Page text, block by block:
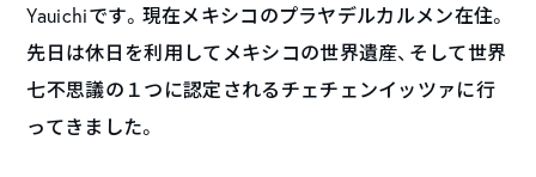
Yauichiです。現在メキシコのプラヤデルカルメン在住。
先日は休日を利用してメキシコの世界遺産、そして世界
七不思議の１つに認定されるチェチェンイッツァに行
ってきました。